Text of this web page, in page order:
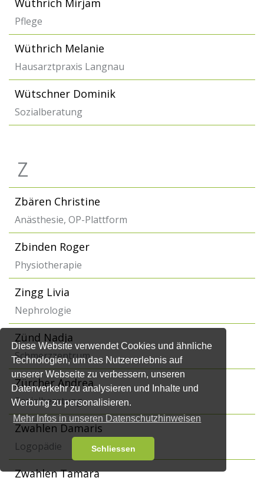
Diese Website verwendet Cookies und ähnliche
Technologien, um das Nutzererlebnis auf
unserer Webseite zu verbessern, unseren
Datenverkehr zu analysieren und Inhalte und
Werbung zu personalisieren.
Mehr Infos in unseren Datenschutzhinweisen
Schliessen
Wüthrich Mirjam
Pflege
Wüthrich Melanie
Hausarztpraxis Langnau
Wütschner Dominik
Sozialberatung
Z
Zbären Christine
Anästhesie, OP-Plattform
Zbinden Roger
Physiotherapie
Zingg Livia
Nephrologie
Zünd Nadja
Schmerzzentrum
Zürcher Andrea
Sozialberatung
Zwahlen Damaris
Logopädie
Zwahlen Tamara